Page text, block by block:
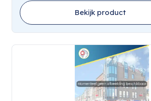
Bekijk product